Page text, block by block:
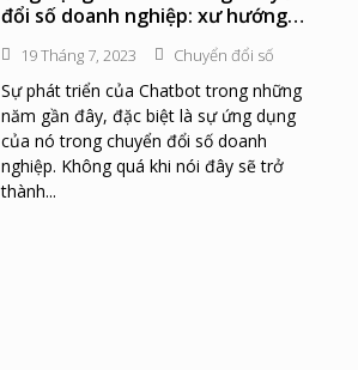
đổi số doanh nghiệp: xư hướng
19 Tháng 7, 2023 Chuyển đổi số
Sự phát triển của Chatbot trong những
năm gần đây, đặc biệt là sự ứng dụng
của nó trong chuyển đổi số doanh
nghiệp. Không quá khi nói đây sẽ trở
thành...